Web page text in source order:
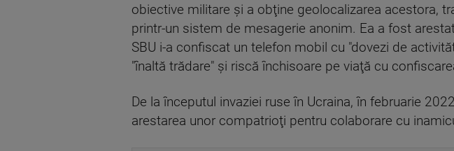
obiective militare şi a obţine geolocalizarea acestora,
printr-un sistem de mesagerie anonim. Ea a fost
SBU i-a confiscat un telefon mobil cu "dovezi de
"înaltă trădare" şi riscă închisoare pe viaţă cu
De la începutul invaziei ruse în Ucraina, în februarie
arestarea unor compatrioţi pentru colaborare cu